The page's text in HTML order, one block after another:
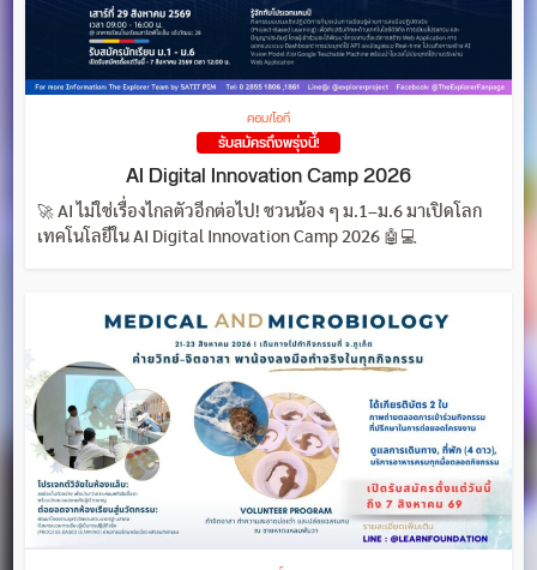
คอม/ไอที
รับสมัครถึงพรุ่งนี้!
AI Digital Innovation Camp 2026
🚀 AI ไม่ใช่เรื่องไกลตัวอีกต่อไป! ชวนน้อง ๆ ม.1–ม.6 มาเปิดโลก
เทคโนโลยีใน AI Digital Innovation Camp 2026 🤖💻